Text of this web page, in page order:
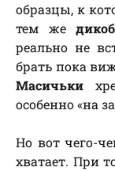
образцы, к
тем же
реально не
брать пока
Масичьки
особенно «на
Но вот чего-
хватает. При